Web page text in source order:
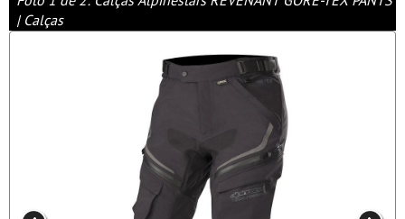
| Calças